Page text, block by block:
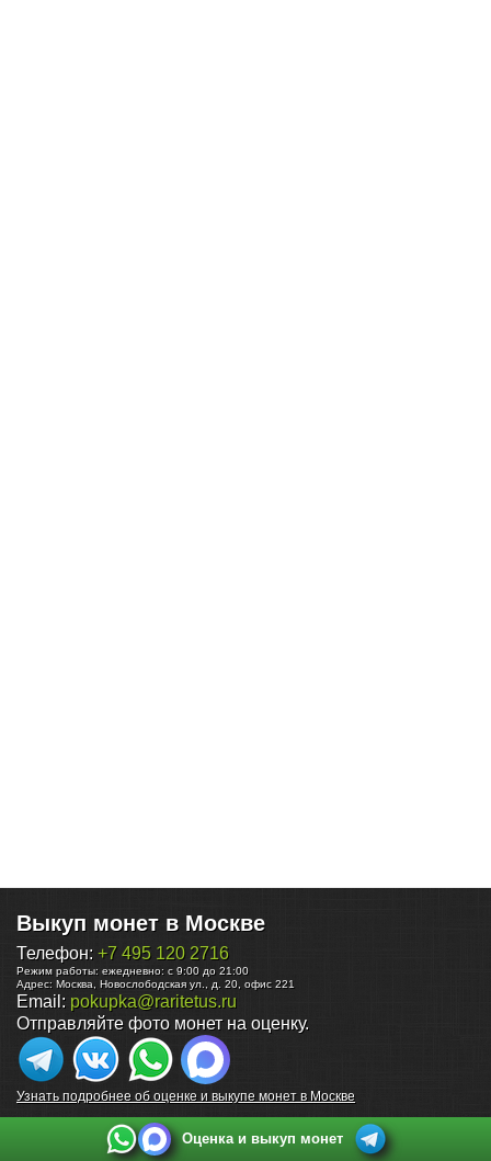
Выкуп монет в Москве
Телефон: +7 495 120 2716
Режим работы: ежедневно: с 9:00 до 21:00
Адрес: Москва Новослободская ул., д. 20, офис 221
Email: pokupka@raritetus.ru
Отправляйте фото монет на оценку.
Узнать подробнее об оценке и выкупе монет в Москве
Оценка и выкуп монет